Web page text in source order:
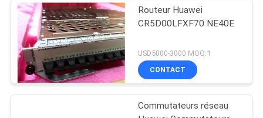
Routeur Huawei
CR5D00LFXF70 NE40E
USD5000-3000 MOQ:1
CONTACT
Commutateurs réseau